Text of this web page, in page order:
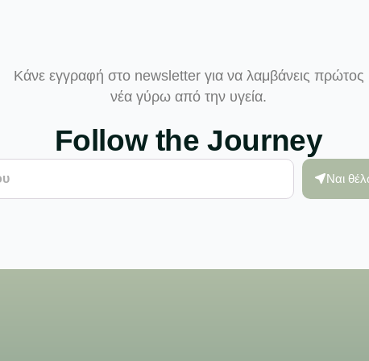
Κάνε εγγραφή στο newsletter για να λαμβάνεις πρώτος
νέα γύρω από την υγεία.
Follow the Journey
Ναι